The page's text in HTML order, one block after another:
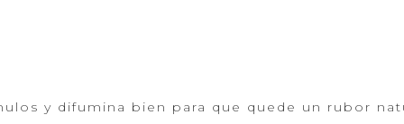
y difumina bien para que quede un rubor